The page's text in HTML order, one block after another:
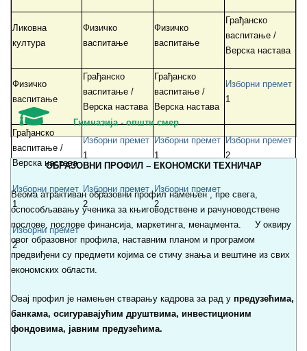
Ликовна
култура
Физичко
васпитање
Физичко
васпитање
Грађанско
васпитање /
Верска настава
Физичко
васпитање
Грађанско
васпитање /
Верска настава
Грађанско
васпитање /
Верска настава
Изборни премет
1
Грађанско
васпитање /
Верска настава
Изборни премет
1
Изборни премет
1
Изборни премет
2
Изборни премет
1
Изборни премет
2
Изборни премет
2
Изборни премет
2
Гимназија - општи смер
ОБРАЗОВНИ ПРОФИЛ – EКОНОМСКИ ТЕХНИЧАР
Веома атрактиван образовни профил намењен , пре свега,
оспособљавању ученика за књиговодствене и рачуноводствене
послове, послове финансија, маркетинга, менаџмента. У оквиру
овог образовног профила, наставним планом и програмом
предвиђени су предмети којима се стичу знања и вештине из свих
економских области.
Овај профил је намењен стварању кадрова за рад у предузећима,
банкама, осигуравајућим друштвима, инвестиционим
фондовима, јавним предузећима.